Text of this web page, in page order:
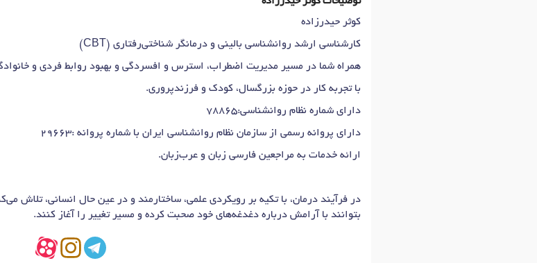
کوثر حیدرزاده
کارشناسی ارشد روانشناسی بالینی و درمانگر شناختی‌رفتاری (CBT)
همراه شما در مسیر مدیریت اضطراب، استرس و افسردگی و بهبود روابط فردی و
با تجربه کار در حوزه بزرگسال، کودک و فرزندپروری.
دارای شماره نظام روانشناسی:78865
دارای پروانه رسمی از سازمان نظام روانشناسی ایران با شماره پروانه :29663
ارائه خدمات به مراجعین فارسی زبان و عرب‌زبان.
در فرآیند درمان، با تکیه بر رویکردی علمی، ساختارمند و در عین حال انسانی، تلاش
بتوانند با آرامش درباره دغدغه‌های خود صحبت کرده و مسیر تغییر را آغاز کنند.